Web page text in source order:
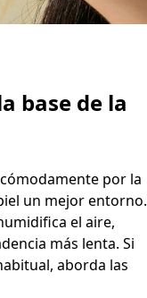
base de la
por la
un mejor entorno.
el aire,
más lenta. Si
aborda las